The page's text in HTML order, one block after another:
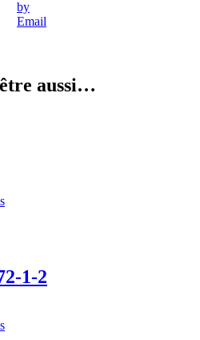
aussi…
1-2